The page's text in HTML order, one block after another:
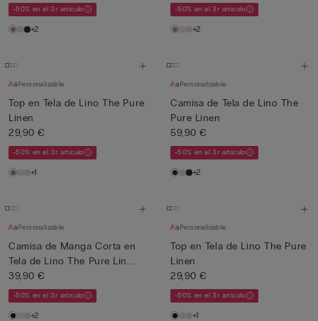
-50% en el 3r artículo
+2
-50% en el 3r artículo
+2
Personalizable
Top en Tela de Lino The Pure
Linen
29,90 €
-50% en el 3r artículo
+1
Personalizable
Camisa de Tela de Lino The
Pure Linen
59,90 €
-50% en el 3r artículo
+2
Personalizable
Camisa de Manga Corta en
Tela de Lino The Pure Lin...
39,90 €
-50% en el 3r artículo
+2
Personalizable
Top en Tela de Lino The Pure
Linen
29,90 €
-50% en el 3r artículo
+1